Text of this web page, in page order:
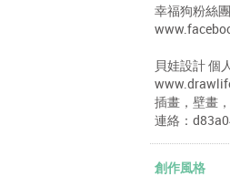
幸福狗粉絲
貝娃設計 個
插畫，壁畫
連絡：
創作風格